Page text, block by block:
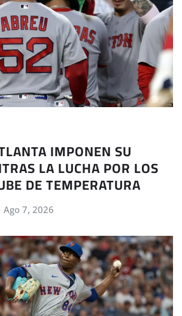
IMPONEN SU
LA LUCHA POR LOS
DE TEMPERATURA
Ago 7, 2026